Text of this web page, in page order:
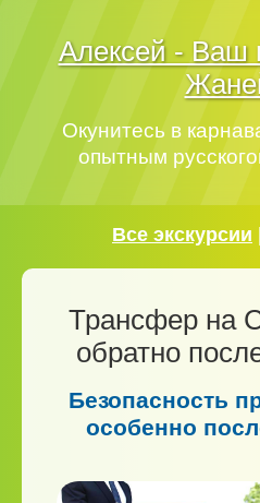
Алексей - Ваш
Окунитесь в
опытным
Все экскурсии
Трансфер на
обратно
Безопасность
особенно